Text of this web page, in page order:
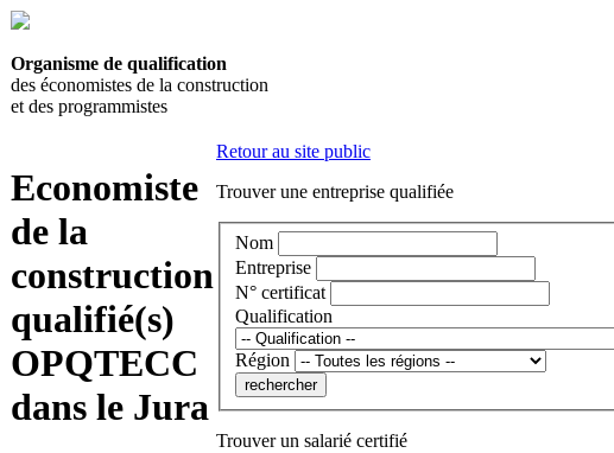
Organisme de qualification
des économistes de la construction
et des programmistes
Economiste
de la
construction
qualifié(s)
OPQTECC
dans le Jura
Retour au site public
Trouver une entreprise qualifiée
Nom
Entreprise
N° certificat
Qualification
Région
Trouver un salarié certifié